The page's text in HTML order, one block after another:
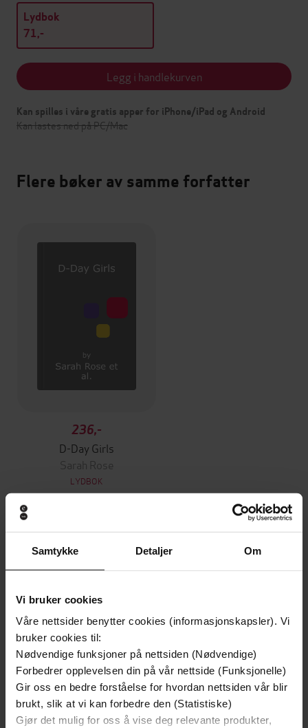
Samtykke Detaljer Om
Vi bruker cookies
Våre nettsider benytter cookies (informasjonskapsler). Vi
bruker cookies til:
Nødvendige funksjoner på nettsiden (Nødvendige)
Forbedrer opplevelsen din på vår nettside (Funksjonelle)
Gir oss en bedre forståelse for hvordan nettsiden vår blir
brukt, slik at vi kan forbedre den (Statistiske)
Gjør det mulig for oss å vise deg relevante produkter,
Lydbok
71,-
Legg i handlekurven
Kan spilles i våre gratis apper for iPhone/iPad og Android
Kan lastes ned på PC/Mac
Flere bøker av samme forfatter
236,-
D-Day Girls
Sarah Rose
LYDBOK
Andre har også kjøpt
Vinner av Rivertonprisen